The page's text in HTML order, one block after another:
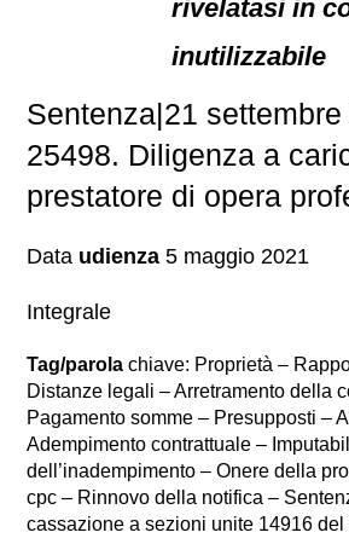
rivelatasi in
inutilizzabile
Sentenza|21 settembre
25498. Diligenza a
prestatore di opera
Data udienza 5 maggio 2021
Integrale
Tag/parola chiave: Proprietà –
Distanze legali – Arretramento della
Pagamento somme – Presupposti –
Adempimento contrattuale –
dell’inadempimento – Onere della
cpc – Rinnovo della notifica –
cassazione a sezioni unite 14916 del